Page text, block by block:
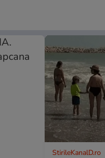
StirileKanalD.ro